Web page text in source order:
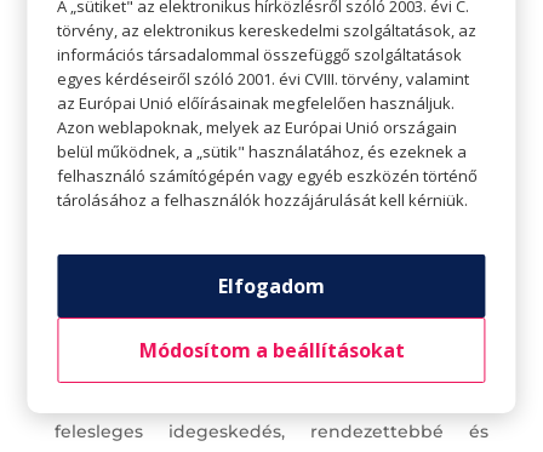
Reggeli rutinok bevezetése
de főleg a gyerekek reggeli rutinját időben
hozzáigazítsuk a szeptemberi évkezdéshez. Ez
szabott szokásrendszerrel sok problémát
felesleges idegeskedés, rendezettebbé és
A „sütiket" az elektronikus hírközlésről szóló 2003. évi C.
törvény, az elektronikus kereskedelmi szolgáltatások, az
információs társadalommal összefüggő szolgáltatások
egyes kérdéseiről szóló 2001. évi CVIII. törvény, valamint
az Európai Unió előírásainak megfelelően használjuk.
Azon weblapoknak, melyek az Európai Unió országain
belül működnek, a „sütik" használatához, és ezeknek a
felhasználó számítógépén vagy egyéb eszközén történő
tárolásához a felhasználók hozzájárulását kell kérniük.
Elfogadom
Módosítom a beállításokat